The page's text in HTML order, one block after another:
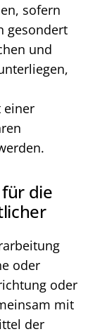
sofern
gesondert
und
einer
die
oder
oder
mit
der